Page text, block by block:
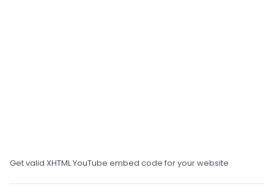
Get valid XHTML YouTube embed code for your website